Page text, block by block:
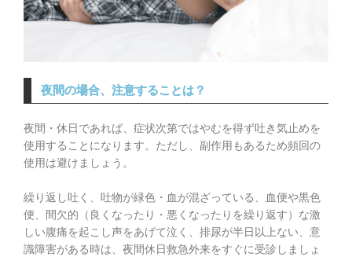
夜間の場合、注意することは？
夜間・休日であれば、症状次第ではやむを得ず吐き気止めを
使用することになります。ただし、副作用もあるため頻回の
使用は避けましょう。
繰り返し吐く、吐物が緑色・血が混ざっている、血便や黒色
便、間欠的（良くなったり・悪くなったりを繰り返す）な激
しい腹痛を起こし声をあげて泣く、排尿が半日以上ない、意
識障害がある時は、夜間休日救急外来をすぐに受診しましょ